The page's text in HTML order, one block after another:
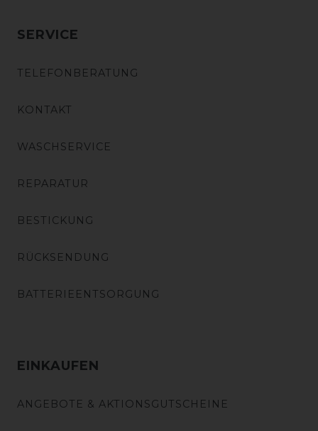
SERVICE
TELEFONBERATUNG
KONTAKT
WASCHSERVICE
REPARATUR
BESTICKUNG
RÜCKSENDUNG
BATTERIEENTSORGUNG
EINKAUFEN
ANGEBOTE & AKTIONSGUTSCHEINE